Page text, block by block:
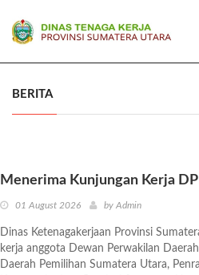
BERITA
Menerima Kunjungan Kerja
01 August 2026 by Admin
Dinas Ketenagakerjaan Provinsi
kerja anggota Dewan Perwakilan
Daerah Pemilihan Sumatera Utara,